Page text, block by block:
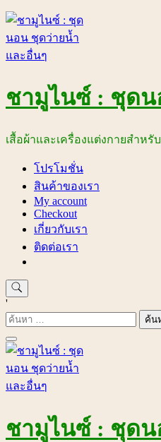
Skip
content
ชามูไนซ์ : ชุด
เสื้อผ้าและเครื่องแต่งกายสำห
โปรโมชั่น
สินค้าของเรา
My account
Checkout
เกี่ยวกับเรา
ติดต่อเรา
'
ค้นหา
สำหรับ:
ชามูไนซ์ : ชุด